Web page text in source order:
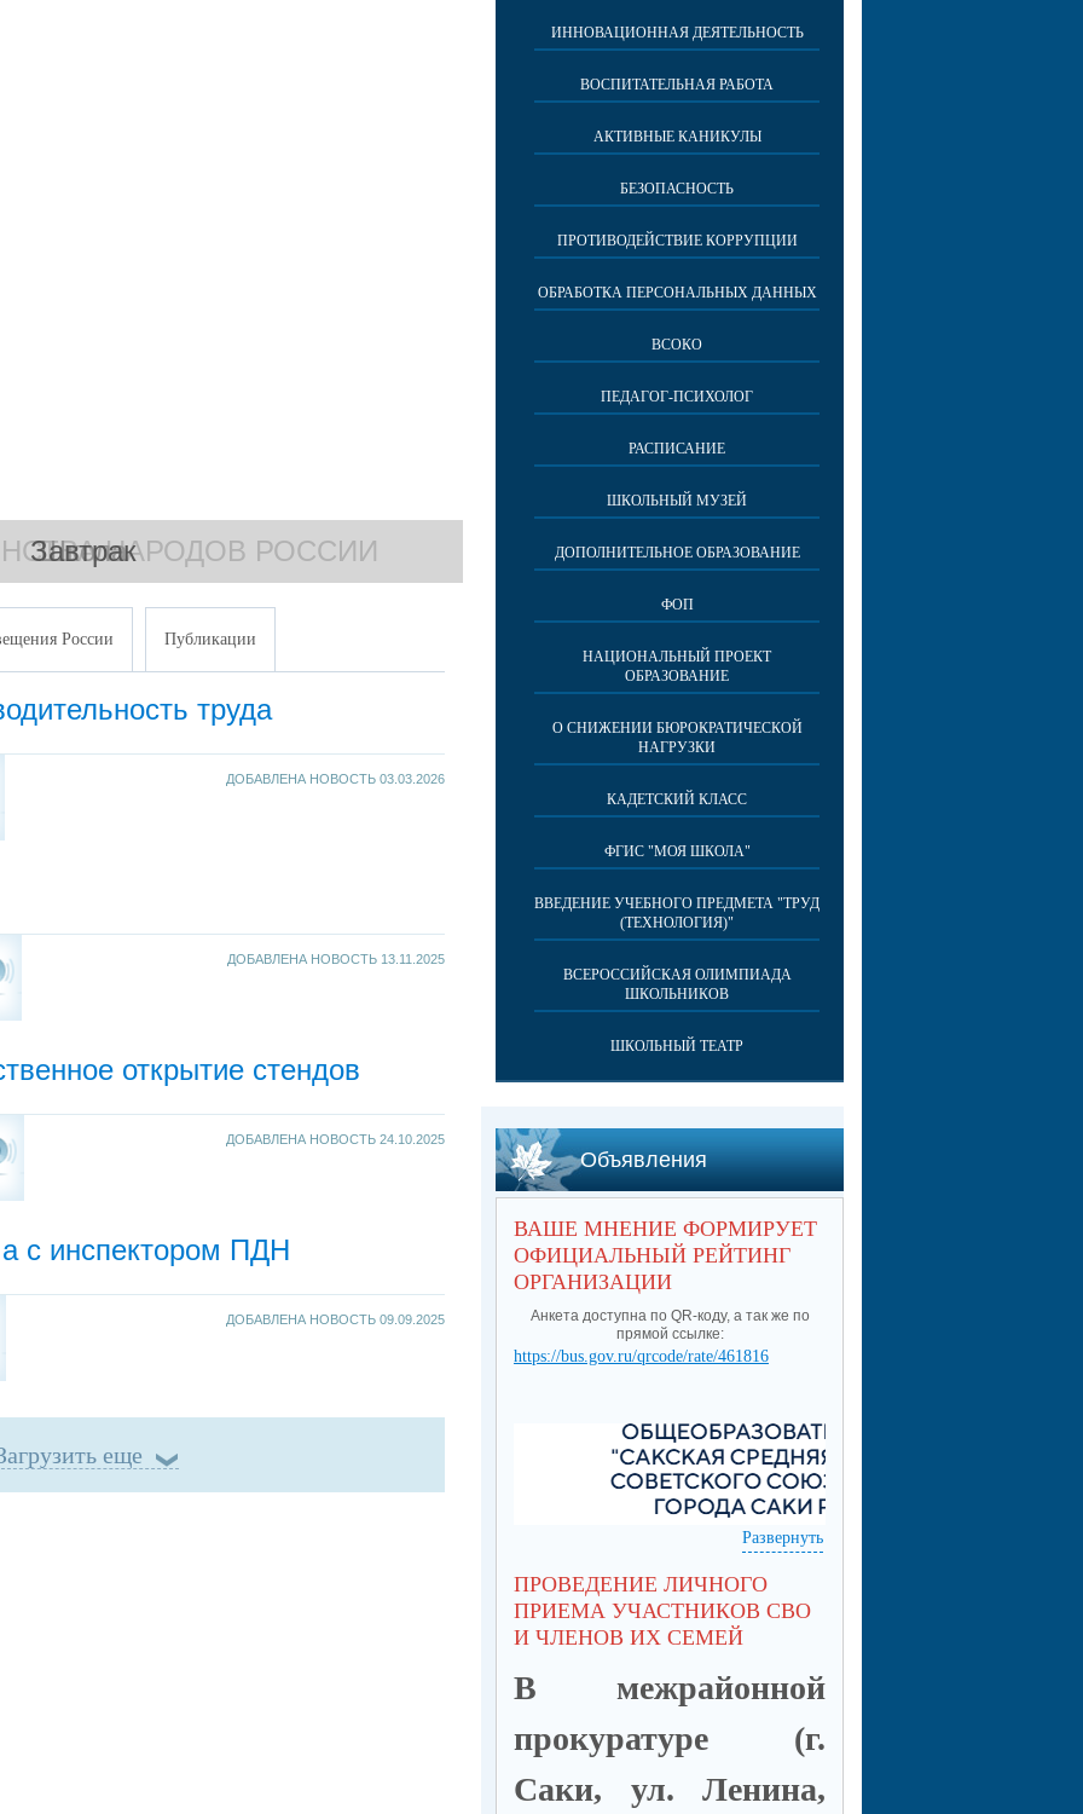
НАРОДОВ РОССИИ
Школа
Завтрак
России Публикации
труда
ДОБАВЛЕНА НОВОСТЬ 03.03.2026
ДОБАВЛЕНА НОВОСТЬ 13.11.2025
открытие стендов
ДОБАВЛЕНА НОВОСТЬ 24.10.2025
с инспектором ПДН
ДОБАВЛЕНА НОВОСТЬ 09.09.2025
еще
ИННОВАЦИОННАЯ ДЕЯТЕЛЬНОСТЬ
ВОСПИТАТЕЛЬНАЯ РАБОТА
АКТИВНЫЕ КАНИКУЛЫ
БЕЗОПАСНОСТЬ
ПРОТИВОДЕЙСТВИЕ КОРРУПЦИИ
ОБРАБОТКА ПЕРСОНАЛЬНЫХ ДАННЫХ
ВСОКО
ПЕДАГОГ-ПСИХОЛОГ
РАСПИСАНИЕ
ШКОЛЬНЫЙ МУЗЕЙ
ДОПОЛНИТЕЛЬНОЕ ОБРАЗОВАНИЕ
ФОП
НАЦИОНАЛЬНЫЙ ПРОЕКТ
ОБРАЗОВАНИЕ
О СНИЖЕНИИ БЮРОКРАТИЧЕСКОЙ
НАГРУЗКИ
КАДЕТСКИЙ КЛАСС
ФГИС "МОЯ ШКОЛА"
ВВЕДЕНИЕ УЧЕБНОГО ПРЕДМЕТА "ТРУД
(ТЕХНОЛОГИЯ)"
ВСЕРОССИЙСКАЯ ОЛИМПИАДА
ШКОЛЬНИКОВ
ШКОЛЬНЫЙ ТЕАТР
Объявления
ВАШЕ МНЕНИЕ ФОРМИРУЕТ
ОФИЦИАЛЬНЫЙ РЕЙТИНГ
ОРГАНИЗАЦИИ
Анкета доступна по QR-коду, а так же по
прямой ссылке:
https://bus.gov.ru/qrcode/rate/461816
Развернуть
ПРОВЕДЕНИЕ ЛИЧНОГО
ПРИЕМА УЧАСТНИКОВ СВО
И ЧЛЕНОВ ИХ СЕМЕЙ
В межрайонной
прокуратуре (г.
Саки, ул. Ленина,